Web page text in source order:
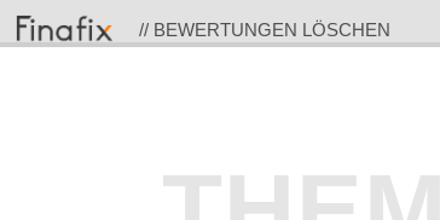
// BEWERTUNGEN LÖSCHEN